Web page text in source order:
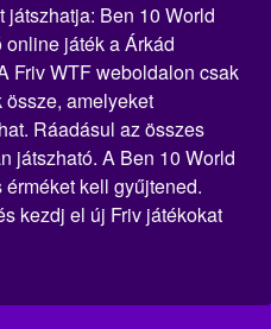
játszhatja: Ben 10 World
játék a Árkád
Friv WTF weboldalon csak
amelyeket
Ráadásul az összes
játszható. A Ben 10 World
kell gyűjtened.
kezdj el új Friv játékokat